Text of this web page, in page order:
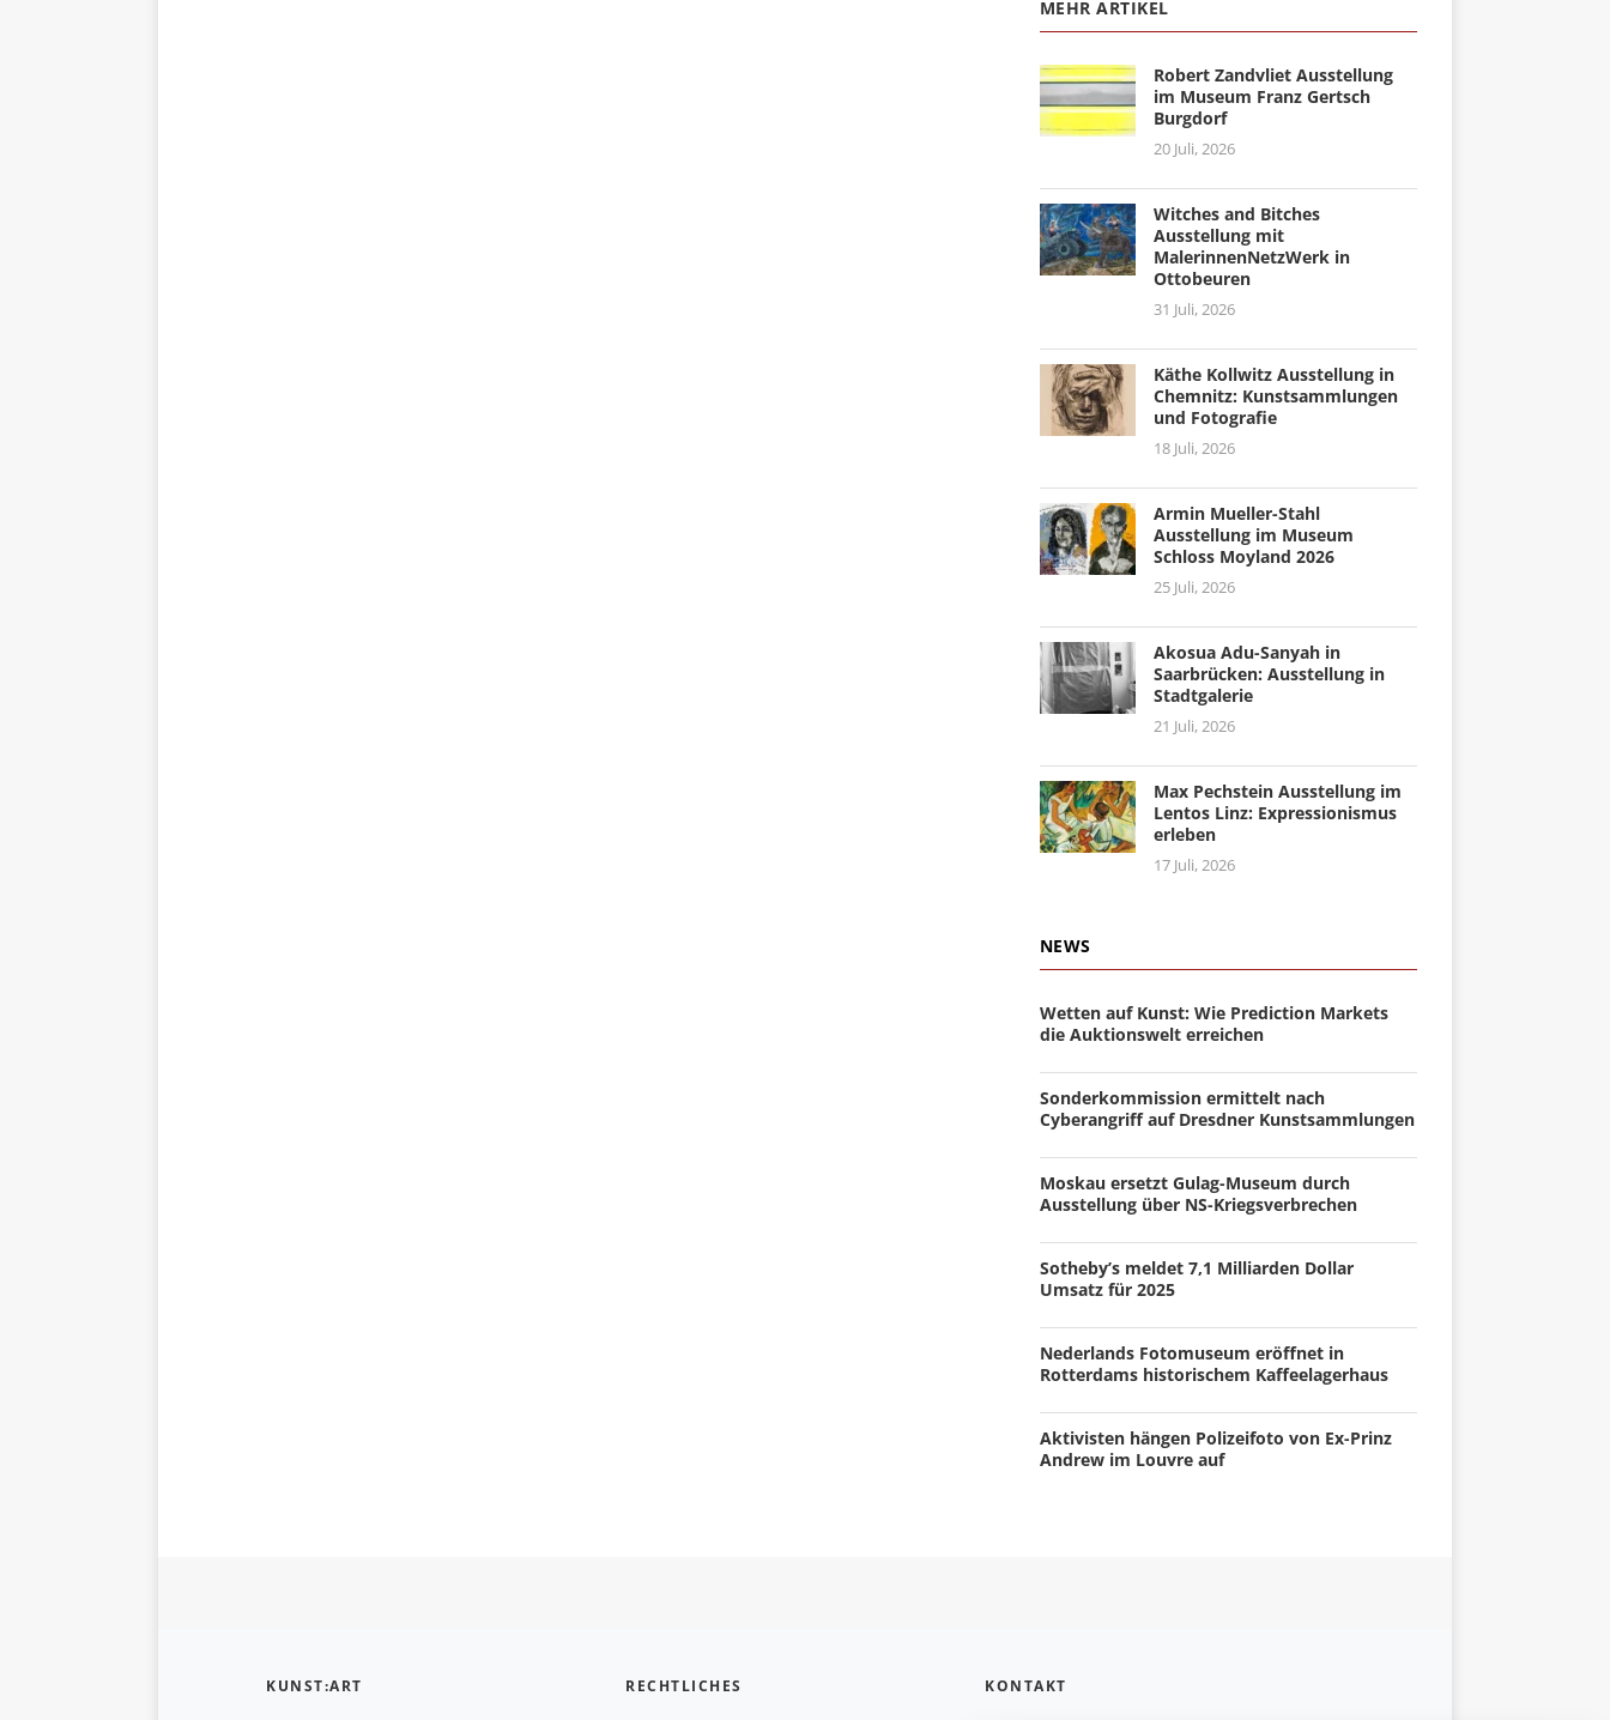
MEHR ARTIKEL
Robert Zandvliet Ausstellung
im Museum Franz Gertsch
Burgdorf
20 Juli, 2026
Witches and Bitches
Ausstellung mit
MalerinnenNetzWerk in
Ottobeuren
31 Juli, 2026
Käthe Kollwitz Ausstellung in
Chemnitz: Kunstsammlungen
und Fotografie
18 Juli, 2026
Armin Mueller-Stahl
Ausstellung im Museum
Schloss Moyland 2026
25 Juli, 2026
Akosua Adu-Sanyah in
Saarbrücken: Ausstellung in
Stadtgalerie
21 Juli, 2026
Max Pechstein Ausstellung im
Lentos Linz: Expressionismus
erleben
17 Juli, 2026
NEWS
Wetten auf Kunst: Wie Prediction Markets
die Auktionswelt erreichen
Sonderkommission ermittelt nach
Cyberangriff auf Dresdner Kunstsammlungen
Moskau ersetzt Gulag-Museum durch
Ausstellung über NS-Kriegsverbrechen
Sotheby’s meldet 7,1 Milliarden Dollar
Umsatz für 2025
Nederlands Fotomuseum eröffnet in
Rotterdams historischem Kaffeelagerhaus
Aktivisten hängen Polizeifoto von Ex-Prinz
Andrew im Louvre auf
KUNST:ART RECHTLICHES KONTAKT